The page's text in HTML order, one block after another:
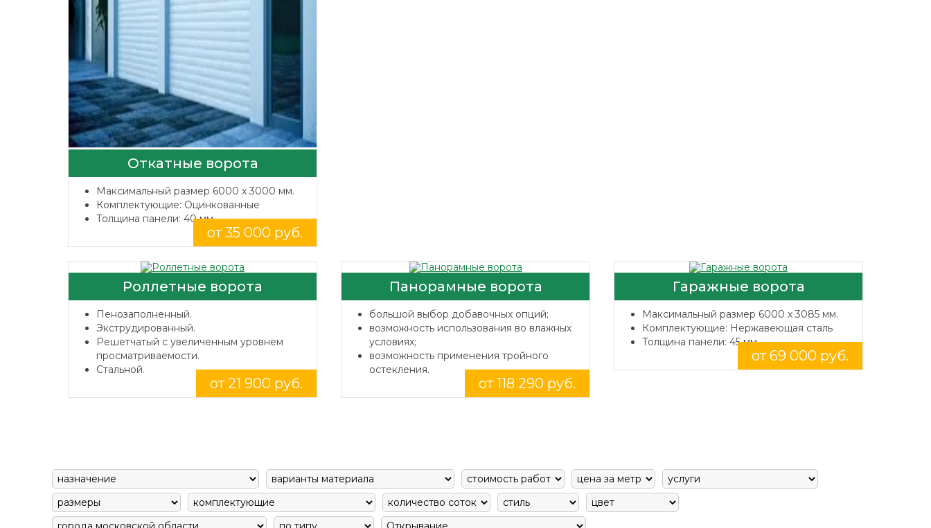
Откатные ворота
Максимальный размер 6000 x 3000 мм.
Комплектующие: Оцинкованные
Толщина панели: 40 мм.
от 35 000 руб.
Роллетные ворота
Пенозаполненный.
Экструдированный.
Решетчатый с увеличенным уровнем
просматриваемости.
Стальной.
от 21 900 руб.
Панорамные ворота
большой выбор добавочных опций;
возможность использования во влажных
условиях;
возможность применения тройного
остекления.
от 118 290 руб.
Гаражные ворота
Максимальный размер 6000 x 3085 мм.
Комплектующие: Нержавеющая сталь
Толщина панели: 45 мм.
от 69 000 руб.